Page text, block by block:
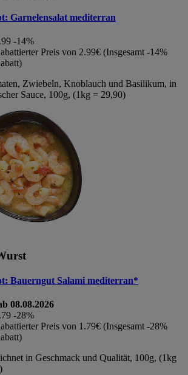
Garnelensalat mediterran
-14%
Preis von 2.99€ (Insgesamt -14%
Zwiebeln, Knoblauch und Basilikum, in
Sauce, 100g, (1kg = 29,90)
Bauerngut Salami mediterran*
08.08.2026
-28%
Preis von 1.79€ (Insgesamt -28%
in Geschmack und Qualität, 100g, (1kg